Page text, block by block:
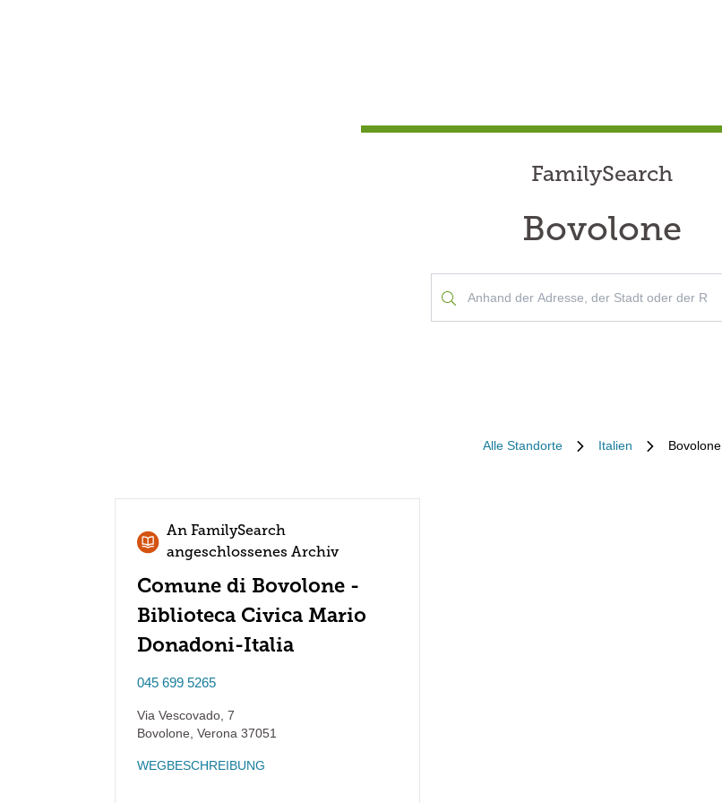
FamilySearch
Bovolone
Alle Standorte Italien Bovolone
An FamilySearch
angeschlossenes Archiv
Comune di Bovolone -
Biblioteca Civica Mario
Donadoni-Italia
045 699 5265
Via Vescovado, 7
Bovolone Verona 37051
WEGBESCHREIBUNG